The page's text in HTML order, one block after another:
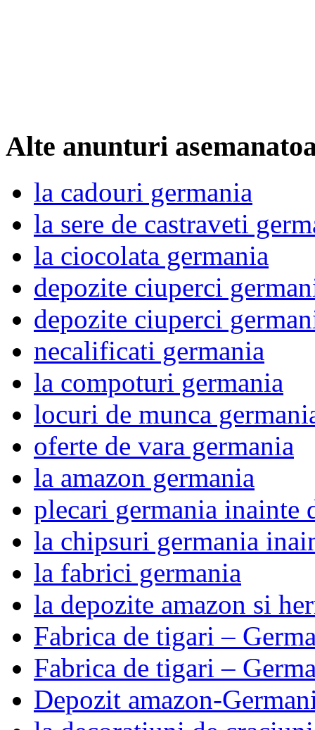
Alte anunturi
la cadouri germania
la sere de castraveti
la ciocolata germania
depozite ciuperci
depozite ciuperci
necalificati germania
la compoturi germania
locuri de munca
oferte de vara germania
la amazon germania
plecari germania inainte
la chipsuri germania
la fabrici germania
la depozite amazon si
Fabrica de tigari –
Fabrica de tigari –
Depozit amazon-